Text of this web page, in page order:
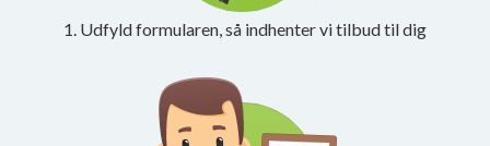
1. Udfyld formularen, så indhenter vi tilbud til dig